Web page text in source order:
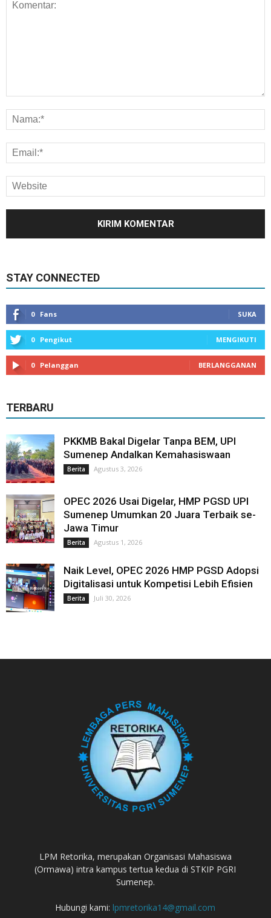
STAY CONNECTED
0 Fans SUKA
0 Pengikut MENGIKUTI
0 Pelanggan BERLANGGANAN
TERBARU
PKKMB Bakal Digelar Tanpa BEM, UPI
Sumenep Andalkan Kemahasiswaan
Berita Agustus 3, 2026
OPEC 2026 Usai Digelar, HMP PGSD UPI
Sumenep Umumkan 20 Juara Terbaik se-
Jawa Timur
Berita Agustus 1, 2026
Naik Level, OPEC 2026 HMP PGSD Adopsi
Digitalisasi untuk Kompetisi Lebih Efisien
Berita Juli 30, 2026
LPM Retorika, merupakan Organisasi Mahasiswa
(Ormawa) intra kampus tertua kedua di STKIP PGRI
Sumenep.
Hubungi kami: lpmretorika14@gmail.com